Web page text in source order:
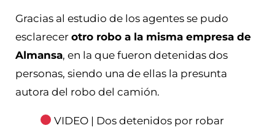
Gracias al estudio de los agentes se pudo
esclarecer otro robo a la misma empresa de
Almansa, en la que fueron detenidas dos
personas, siendo una de ellas la presunta
autora del robo del camión.
VIDEO | Dos detenidos por robar